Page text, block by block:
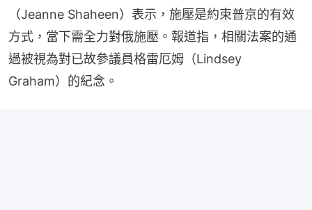
（Jeanne Shaheen）表示，施壓是約束普京的有效
方式，當下需全力對俄施壓。報道指，相關法案的通
過被視為對已故參議員格雷厄姆（Lindsey
Graham）的紀念。